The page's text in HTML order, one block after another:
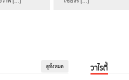
ดูทั้งหมด วาไรตี้